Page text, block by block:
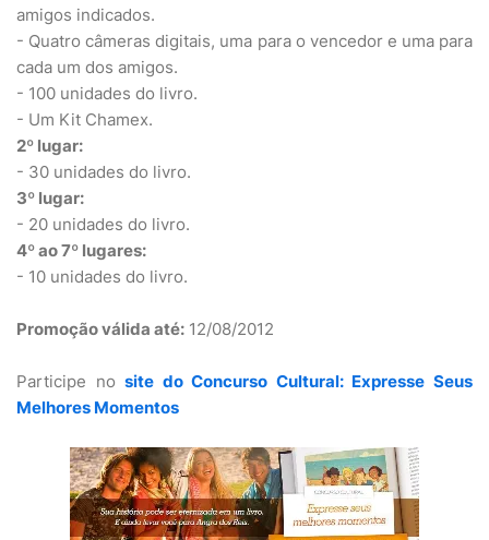
amigos indicados.
- Quatro câmeras digitais, uma para o vencedor e uma para
cada um dos amigos.
- 100 unidades do livro.
- Um Kit Chamex.
2º lugar:
- 30 unidades do livro.
3º lugar:
- 20 unidades do livro.
4º ao 7º lugares:
- 10 unidades do livro.
Promoção válida até: 12/08/2012
Participe nosite do Concurso Cultural: Expresse Seus
Melhores Momentos